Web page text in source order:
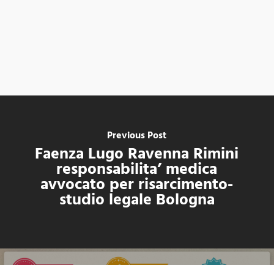
Previous Post
Faenza Lugo Ravenna Rimini
responsabilita’ medica
avvocato per risarcimento-
studio legale Bologna